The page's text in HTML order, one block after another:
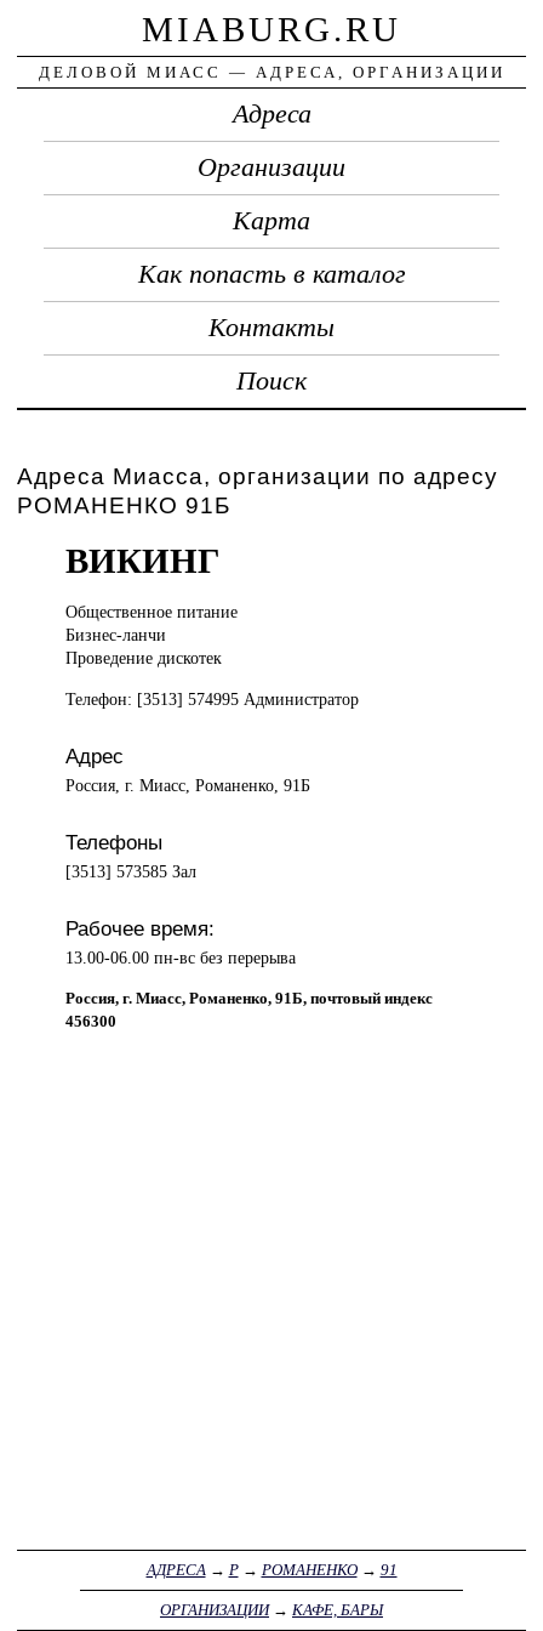
MIABURG.RU
ДЕЛОВОЙ МИАСС — АДРЕСА, ОРГАНИЗАЦИИ
Адреса
Организации
Карта
Как попасть в каталог
Контакты
Поиск
Адреса Миасса, организации по адресу
РОМАНЕНКО 91Б
ВИКИНГ
Общественное питание
Бизнес-ланчи
Проведение дискотек
Телефон: [3513] 574995 Администратор
Адрес
Россия, г. Миасс, Романенко, 91Б
Телефоны
[3513] 573585 Зал
Рабочее время:
13.00-06.00 пн-вс без перерыва
Россия, г. Миасс, Романенко, 91Б, почтовый индекс
456300
АДРЕСА→ Р→ РОМАНЕНКО→ 91
ОРГАНИЗАЦИИ→ КАФЕ, БАРЫ